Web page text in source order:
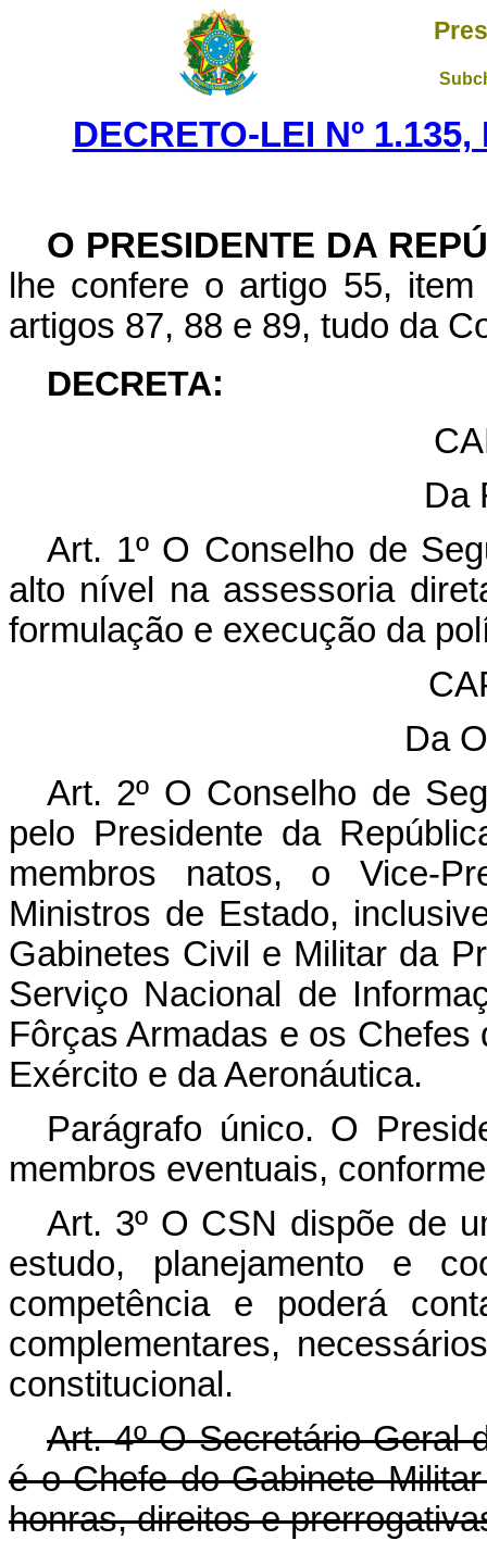
DECRETO-LEI Nº
O PRESIDENTE DA
lhe confere o artigo 55,
artigos 87, 88 e 89, tudo da
DECRETA:
Da
Art. 1º O Conselho de
alto nível na assessoria
formulação e execução da
Da
Art. 2º O Conselho de
pelo Presidente da
membros natos, o Vice-
Ministros de Estado,
Gabinetes Civil e Militar da
Serviço Nacional de
Fôrças Armadas e os
Exército e da Aeronáutica.
Parágrafo único. O
membros eventuais,
Art. 3º O CSN dispõe de
estudo, planejamento e
competência e poderá
complementares,
constitucional.
Art. 4º O Secretário-Geral
é o Chefe do Gabinete
honras, direitos e